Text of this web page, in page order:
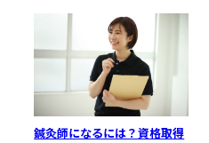
鍼灸師になるには？資格取得